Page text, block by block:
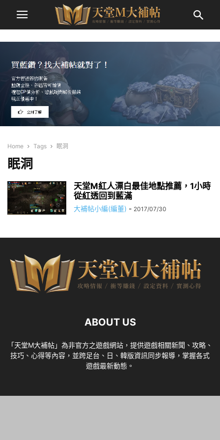
Home Tags 眠洞
眠洞
天堂M紅人漂白最佳地點推薦，1小時
從紅透回到藍滿
大補帖小編(編董) - 2017/07/30
ABOUT US
「天堂M大補帖」為非官方之遊戲網站，提供遊戲相關新聞、攻略、
技巧、心得等內容，並跨足台、日、韓版資訊同步報導，掌握各式
遊戲最新動態。